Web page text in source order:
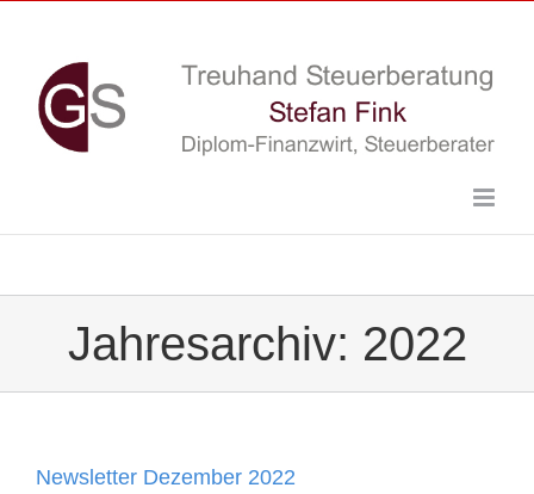
content
Jahresarchiv: 2022
Newsletter Dezember 2022